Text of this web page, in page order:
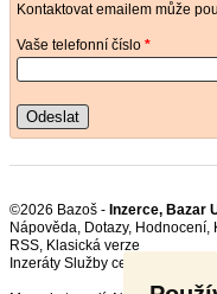
Kontaktovat emailem může
Vaše telefonní číslo *
Odeslat
©2026 Bazoš - Inzerce, Bazar
Nápověda, Dotazy, Hodnocení,
RSS,
Inzeráty Služby celkem: